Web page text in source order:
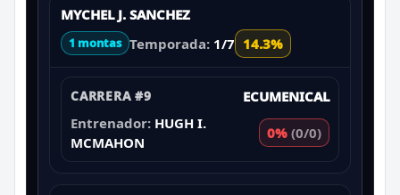
MYCHEL J. SANCHEZ
1 montas Temporada: 1/7 14.3%
CARRERA #9
ECUMENICAL
Entrenador: HUGH I.
MCMAHON
0% (0/0)